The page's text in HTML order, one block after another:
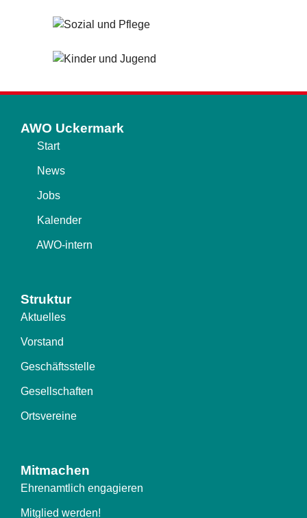
AWO Uckermark
Start
News
Jobs
Kalender
AWO-intern
Struktur
Aktuelles
Vorstand
Geschäftsstelle
Gesellschaften
Ortsvereine
Mitmachen
Ehrenamtlich engagieren
Mitglied werden!